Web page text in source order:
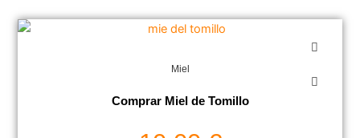
Miel
Comprar Miel de Tomillo